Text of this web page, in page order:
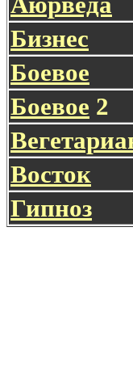
Бизнес
Боевое
Боевое 2
Восток
Гипноз